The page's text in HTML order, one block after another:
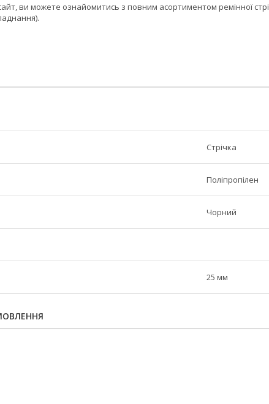
ви можете ознайомитись з повним асортиментом ремінної
Стрічка
Поліпропілен
Чорний
25 мм